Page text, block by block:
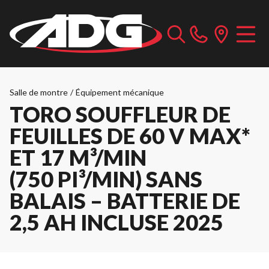
Salle de montre / Équipement mécanique
TORO SOUFFLEUR DE
FEUILLES DE 60 V MAX*
ET 17 M³/MIN
(750 PI³/MIN) SANS
BALAIS – BATTERIE DE
2,5 AH INCLUSE 2025